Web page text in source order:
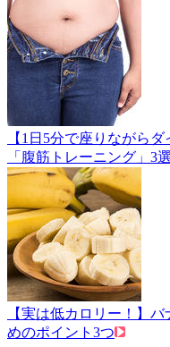
【1日5分で座りながら
「腹筋トレーニング」3選
【実は低カロリー！】
めのポイント3つ